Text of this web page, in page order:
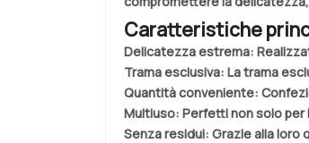
Caratteristiche
Delicatezza estrema:
Trama esclusiva: La trama
Quantità conveniente:
Multiuso: Perfetti non solo per
Senza residui: Grazie alla loro